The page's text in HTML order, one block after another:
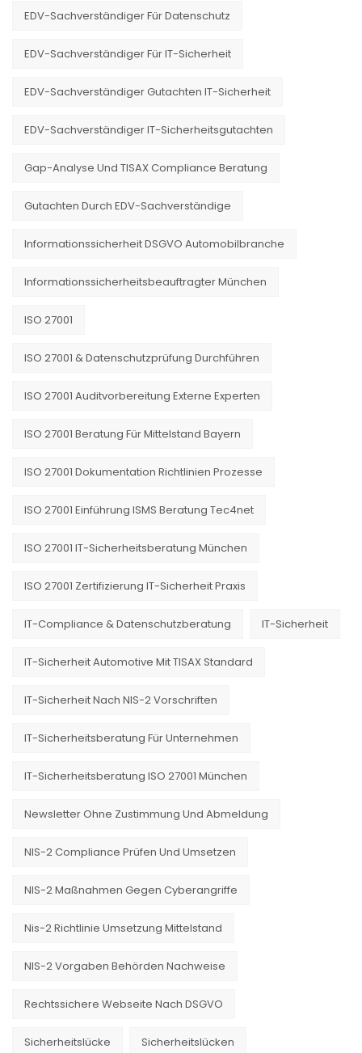
EDV-Sachverständiger Für Datenschutz
EDV-Sachverständiger Für IT-Sicherheit
EDV-Sachverständiger Gutachten IT-Sicherheit
EDV-Sachverständiger IT-Sicherheitsgutachten
Gap-Analyse Und TISAX Compliance Beratung
Gutachten Durch EDV-Sachverständige
Informationssicherheit DSGVO Automobilbranche
Informationssicherheitsbeauftragter München
ISO 27001
ISO 27001 & Datenschutzprüfung Durchführen
ISO 27001 Auditvorbereitung Externe Experten
ISO 27001 Beratung Für Mittelstand Bayern
ISO 27001 Dokumentation Richtlinien Prozesse
ISO 27001 Einführung ISMS Beratung Tec4net
ISO 27001 IT-Sicherheitsberatung München
ISO 27001 Zertifizierung IT-Sicherheit Praxis
IT-Compliance & Datenschutzberatung IT-Sicherheit
IT-Sicherheit Automotive Mit TISAX Standard
IT-Sicherheit Nach NIS-2 Vorschriften
IT-Sicherheitsberatung Für Unternehmen
IT-Sicherheitsberatung ISO 27001 München
Newsletter Ohne Zustimmung Und Abmeldung
NIS-2 Compliance Prüfen Und Umsetzen
NIS-2 Maßnahmen Gegen Cyberangriffe
Nis-2 Richtlinie Umsetzung Mittelstand
NIS-2 Vorgaben Behörden Nachweise
Rechtssichere Webseite Nach DSGVO
Sicherheitslücke Sicherheitslücken